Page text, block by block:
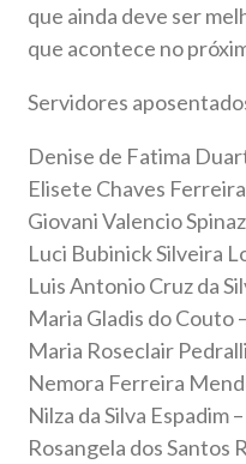
que ainda deve ser
que acontece no
Servidores
Denise de Fatima
Elisete Chaves
Giovani Valencio
Luci Bubinick Silveira
Luis Antonio Cruz da
Maria Gladis do Couto
Maria Roseclair
Nemora Ferreira
Nilza da Silva Espadim
Rosangela dos Santos